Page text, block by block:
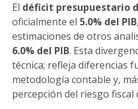
El déficit presupuestario
oficialmente el 5.0% del PIB
estimaciones de otros
6.0% del PIB. Esta
técnica; refleja diferencias
metodología contable y,
percepción del riesgo